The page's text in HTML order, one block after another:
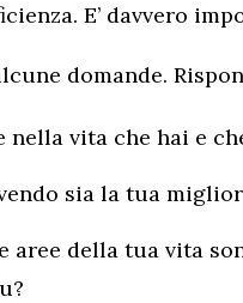
E’ davvero
domande.
vita che hai e
sia la tua
aree della tua vita